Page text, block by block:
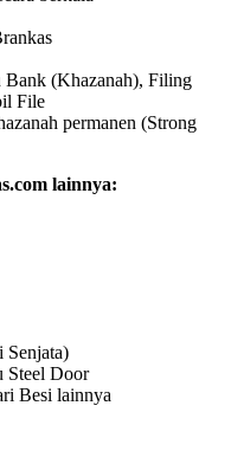
Bank (Khazanah), Filing
File
permanen (Strong
lainnya:
Senjata)
Steel Door
Besi lainnya